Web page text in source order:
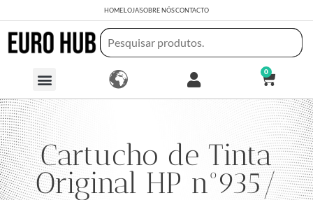
HOMELOJASOBRE NÓSCONTACTO
0
Cartucho de Tinta
Original HP nº935/